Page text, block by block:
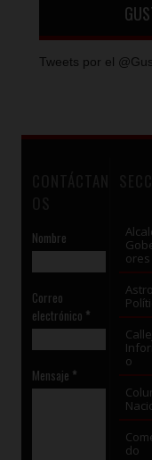
Tweets por el
Nombre
Correo
electrónico *
Mensaje *
ores
o
do